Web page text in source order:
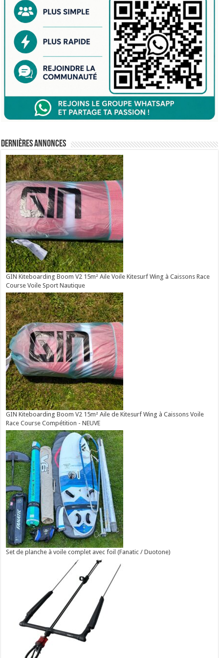
Dernières annonces
GIN Kiteboarding Boom V2 15m² Aile Voile Kitesurf Wing à Caissons Race
Course Voile Sport Nautique
GIN Kiteboarding Boom V2 15m² Aile de Kitesurf Wing à Caissons Voile
Race Course Compétition - NEUVE
Set de planche à voile complet avec foil (Fanatic / Duotone)